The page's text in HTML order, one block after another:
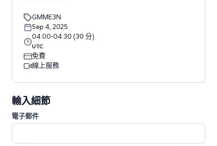
GMME3N
Sep 4, 2025
04:00-04:30 (30 分)
UTC
免費
線上服務
輸入細節
電子郵件